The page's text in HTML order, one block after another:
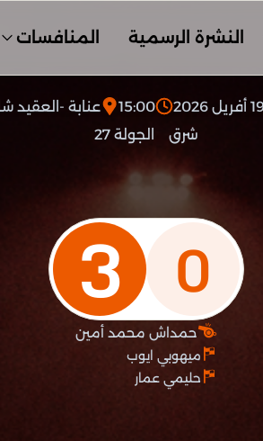
النشرة الرسمية المنافسات
15:00
عنابة -العقيد
شرق
الجولة 27
0
3
حمداش محمد أمين
ميهوبي ايوب
حليمي عمار